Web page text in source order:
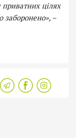
приватних цілях
заборонено», –